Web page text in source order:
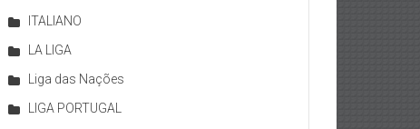
ITALIANO
LA LIGA
Liga das Nações
LIGA PORTUGAL